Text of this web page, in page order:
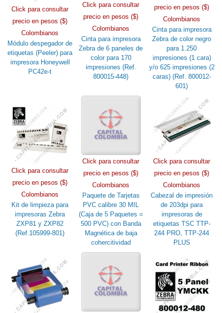
Click para consultar
precio en pesos ($)
Colombianos
Módulo despegador de
etiquetas (Peeler) para
impresora Honeywell
PC42e-t
Click para consultar
precio en pesos ($)
Colombianos
Cinta para impresora
Zebra de 6 paneles de
color para 170
impresiones (Ref.
800015-448)
precio en pesos ($)
Colombianos
Cinta para impresora
Zebra de color negro
para 1.250
impresiones (1 cara)
y/o 625 impresiones (2
caras) (Ref. 800012-
601)
Click para consultar
precio en pesos ($)
Colombianos
Kit de limpieza para
impresoras Zebra
ZXP81 y ZXP82
(Ref.105999-801)
Click para consultar
precio en pesos ($)
Colombianos
Paquete de Tarjetas
PVC calibre 30 MIL
(Caja de 5 Paquetes =
500 PVC) con Banda
Magnética de baja
cohercitividad
Click para consultar
precio en pesos ($)
Colombianos
Cabezal de impresión
de 203dpi para
impresoras de
etiquetas TSC TTP-
244 PRO, TTP-244
PLUS